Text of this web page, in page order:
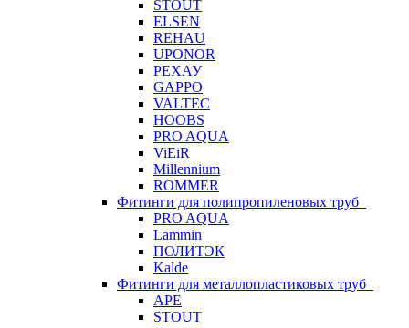
STOUT
ELSEN
REHAU
UPONOR
РЕХАУ
GAPPO
VALTEC
HOOBS
PRO AQUA
ViEiR
Millennium
ROMMER
Фитинги для полипропиленовых труб
PRO AQUA
Lammin
ПОЛИТЭК
Kalde
Фитинги для металлопластиковых труб
APE
STOUT